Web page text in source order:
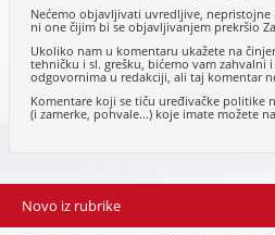
Nećemo objavljivati uvredljive,
ni one čijim bi se objavljivanjem prekršio
Ukoliko nam u komentaru ukažete na
tehničku i sl. grešku, bićemo vam zahvalni
odgovornima u redakciji, ali taj komentar
Komentare koji se tiču uređivačke politike
(i zamerke, pohvale...) koje imate možete
Novo iz rubrike